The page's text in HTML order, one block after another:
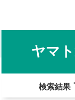
ヤマ
検索結果